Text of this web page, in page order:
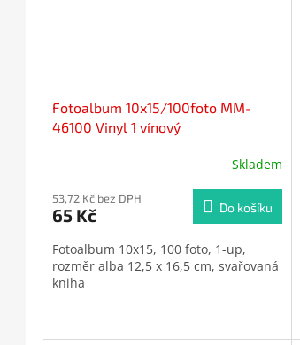
Fotoalbum 10x15/100foto MM-
46100 Vinyl 1 vínový
produktu
je
z
5
hvězdiček.
Skladem
53,72 Kč bez DPH
65 Kč Do košíku
Fotoalbum 10x15, 100 foto, 1-up,
rozměr alba 12,5 x 16,5 cm, svařovaná
kniha